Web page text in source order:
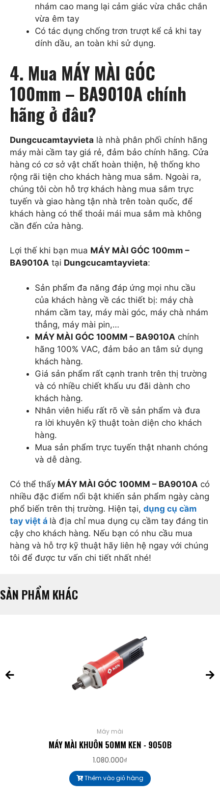
nhám cao mang lại cảm giác vừa chắc chắn
vừa êm tay
Có tác dụng chống trơn trượt kể cả khi tay
dính dầu, an toàn khi sử dụng.
4. Mua MÁY MÀI GÓC
100mm – BA9010A chính
hãng ở đâu?
Dungcucamtayvieta là nhà phân phối chính hãng
máy mài cầm tay giá rẻ, đảm bảo chính hãng. Cửa
hàng có cơ sở vật chất hoàn thiện, hệ thống kho
rộng rãi tiện cho khách hàng mua sắm. Ngoài ra,
chúng tôi còn hỗ trợ khách hàng mua sắm trực
tuyến và giao hàng tận nhà trên toàn quốc, để
khách hàng có thể thoải mái mua sắm mà không
cần đến cửa hàng.
Lợi thế khi bạn mua MÁY MÀI GÓC 100mm –
BA9010A tại Dungcucamtayvieta:
Sản phẩm đa năng đáp ứng mọi nhu cầu
của khách hàng về các thiết bị: máy chà
nhám cầm tay, máy mài góc, máy chà nhám
thẳng, máy mài pin,…
MÁY MÀI GÓC 100MM – BA9010A chính
hãng 100% VAC, đảm bảo an tâm sử dụng
khách hàng.
Giá sản phẩm rất cạnh tranh trên thị trường
và có nhiều chiết khấu ưu đãi dành cho
khách hàng.
Nhân viên hiểu rất rõ về sản phẩm và đưa
ra lời khuyên kỹ thuật toàn diện cho khách
hàng.
Mua sản phẩm trực tuyến thật nhanh chóng
và dễ dàng.
Có thể thấy MÁY MÀI GÓC 100MM – BA9010A có
nhiều đặc điểm nổi bật khiến sản phẩm ngày càng
phổ biến trên thị trường. Hiện tại, dụng cụ cầm
tay việt á là địa chỉ mua dụng cụ cầm tay đáng tin
cậy cho khách hàng. Nếu bạn có nhu cầu mua
hàng và hỗ trợ kỹ thuật hãy liên hệ ngay với chúng
tôi để được tư vấn chi tiết nhất nhé!
SẢN PHẨM KHÁC
Máy mài
MÁY MÀI KHUÔN 50MM KEN - 9050B
1.080.000₫
Thêm vào giỏ hàng